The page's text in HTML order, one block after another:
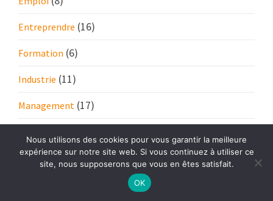
Entreprendre (16)
Formation (6)
Industrie (11)
Management (17)
Nous utilisons des cookies pour vous garantir la meilleure
expérience sur notre site web. Si vous continuez à utiliser ce
site, nous supposerons que vous en êtes satisfait.
OK